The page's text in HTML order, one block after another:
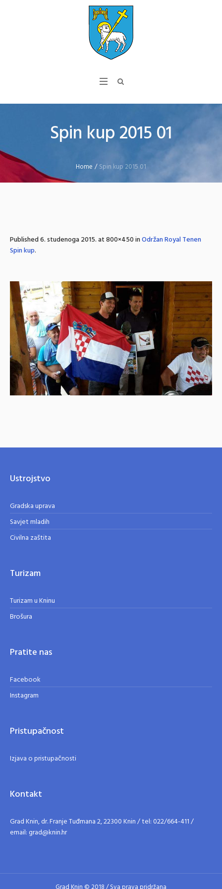
Spin kup 2015 01
Home /Spin kup 2015 01
Published6. studenoga 2015.at 800×450 inOdržan Royal Tenen
Spin kup.
Ustrojstvo
Gradska uprava
Savjet mladih
Civilna zaštita
Turizam
Turizam u Kninu
Brošura
Pratite nas
Facebook
Instagram
Pristupačnost
Izjava o pristupačnosti
Kontakt
Grad Knin, dr. Franje Tuđmana 2, 22300 Knin / tel: 022/664-411 /
email: grad@knin.hr